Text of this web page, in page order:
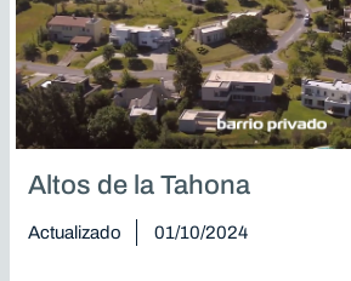
Altos de la Tahona
Actualizado 01/10/2024